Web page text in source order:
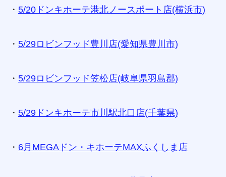
・ 5/20ドンキホーテ港北ノースポート店(横浜市)
・ 5/29ロビンフッド豊川店(愛知県豊川市)
・ 5/29ロビンフッド笠松店(岐阜県羽島郡)
・ 5/29ドンキホーテ市川駅北口店(千葉県)
・ 6月MEGAドン・キホーテMAXふくしま店